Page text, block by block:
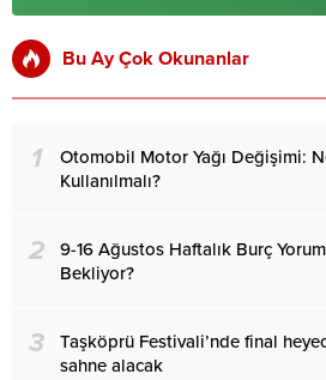
Bu Ay Çok Okunanlar
1
Otomobil Motor Yağı Değişimi:
Kullanılmalı?
2
9-16 Ağustos Haftalık Burç
Bekliyor?
3
Taşköprü Festivali’nde final
sahne alacak